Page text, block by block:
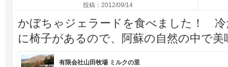
投稿：2012/09/14
かぼちゃジェラードを食べました！
に椅子があるので、阿蘇の自然の中で
有限会社山田牧場 ミルクの里